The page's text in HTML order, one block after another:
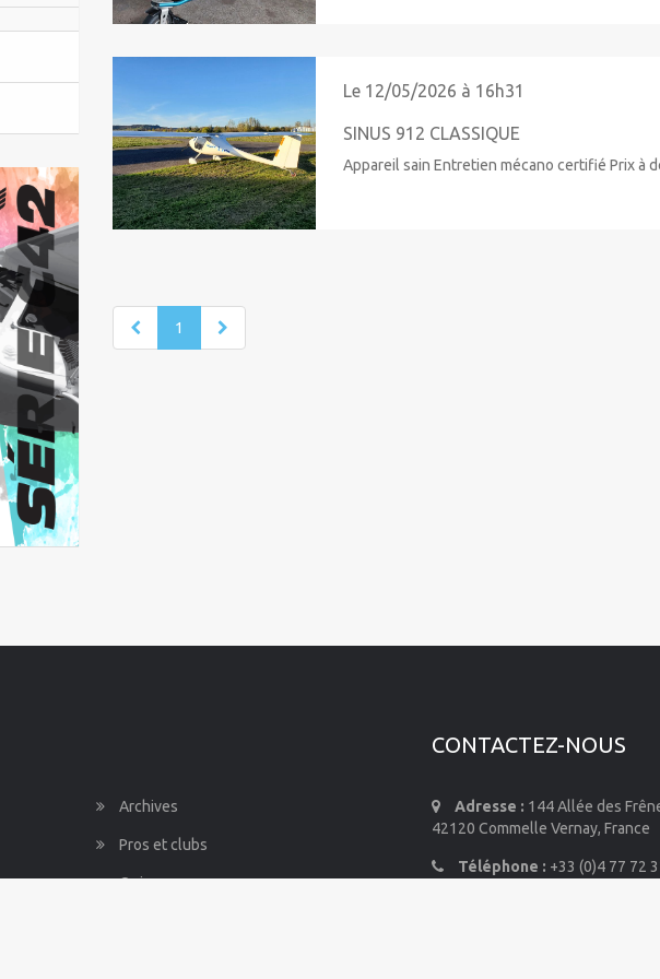
Le 12/05/2026 à 16h31
SINUS 912 CLASSIQUE
Appareil sain Entretien mécano certifié Prix à
1
Archives
Pros et clubs
Qui sommes-nous
CONTACTEZ-NOUS
Adresse : 144 Allée des
42120 Commelle Vernay, France
Téléphone : +33 (0)4 77 72